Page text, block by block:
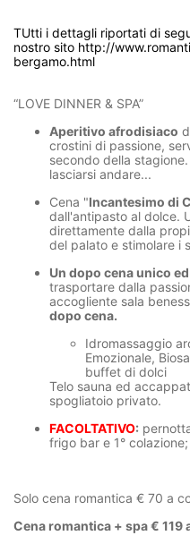
TUtti i dettagli riportati di
nostro sito http://
bergamo.html
“LOVE DINNER & SPA”
Aperitivo afrodisiaco
crostini di passione,
secondo della
lasciarsi andare...
Cena "Incantesimo di
dall'antipasto al dolce.
direttamente dalla
del palato e stimolare i
Un dopo cena unico
trasportare dalla
accogliente sala
dopo cena.
Idromassaggio
Emozionale,
buffet di dolci
Telo sauna ed
spogliatoio privato.
FACOLTATIVO:
frigo bar e 1°
Solo cena romantica € 70 a
Cena romantica + spa € 119